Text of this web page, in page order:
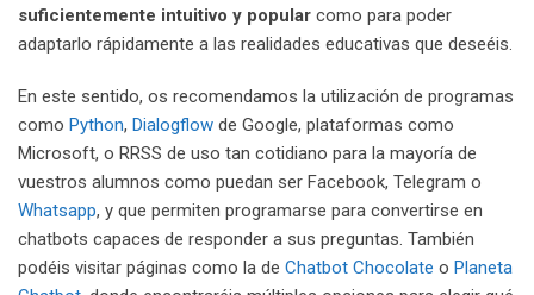
suficientemente intuitivo y popular como para poder
adaptarlo rápidamente a las realidades educativas que deseéis.
En este sentido, os recomendamos la utilización de programas
como Python, Dialogflow de Google, plataformas como
Microsoft, o RRSS de uso tan cotidiano para la mayoría de
vuestros alumnos como puedan ser Facebook, Telegram o
Whatsapp, y que permiten programarse para convertirse en
chatbots capaces de responder a sus preguntas. También
podéis visitar páginas como la de Chatbot Chocolate o Planeta